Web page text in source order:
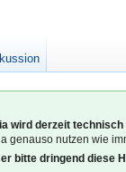
wird derzeit
genauso nutzen wie
bitte dringend diese